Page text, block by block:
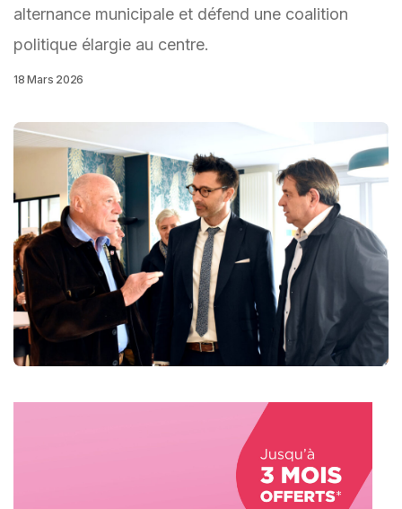
alternance municipale et défend une coalition
politique élargie au centre.
18 Mars 2026